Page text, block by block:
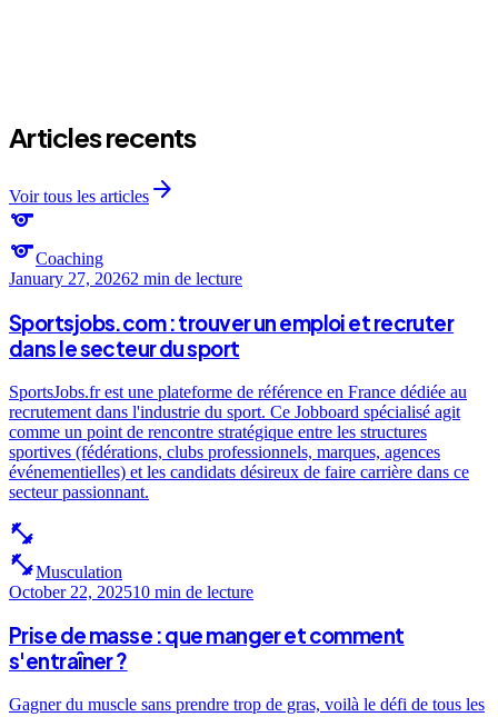
Articles recents
Voir tous les articles arrow_forward
sports
sportsCoaching
January 27, 20262 min de lecture
Sportsjobs.com : trouver un emploi et recruter
dans le secteur du sport
SportsJobs.fr est une plateforme de référence en France dédiée au
recrutement dans l'industrie du sport. Ce Jobboard spécialisé agit
comme un point de rencontre stratégique entre les structures
sportives (fédérations, clubs professionnels, marques, agences
événementielles) et les candidats désireux de faire carrière dans ce
secteur passionnant.
fitness_center
fitness_centerMusculation
October 22, 202510 min de lecture
Prise de masse : que manger et comment
s'entraîner ?
Gagner du muscle sans prendre trop de gras, voilà le défi de tous les